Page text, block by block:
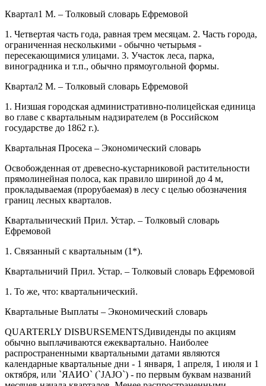
Квартал1 М. – Толковый словарь Ефремовой
1. Четвертая часть года, равная трем месяцам. 2. Часть города,
ограниченная несколькими - обычно четырьмя -
пересекающимися улицами. 3. Участок леса, парка,
виноградника и т.п., обычно прямоугольной формы.
Квартал2 М. – Толковый словарь Ефремовой
1. Низшая городская административно-полицейская единица
во главе с квартальным надзирателем (в Российском
государстве до 1862 г.).
Квартальная Просека – Экономический словарь
Освобожденная от древесно-кустарниковой растительности
прямолинейная полоса, как правило шириной до 4 м,
прокладываемая (прорубаемая) в лесу с целью обозначения
границ лесных кварталов.
Квартальнический Прил. Устар. – Толковый словарь
Ефремовой
1. Связанный с квартальным (1*).
Квартальничий Прил. Устар. – Толковый словарь Ефремовой
1. То же, что: квартальнический.
Квартальные Выплаты – Экономический словарь
QUARTERLY DISBURSEMENTSДивиденды по акциям
обычно выплачиваются ежеквартально. Наиболее
распространенными квартальными датами являются
календарные квартальные дни - 1 января, 1 апреля, 1 июля и 1
октября, или `ЯАИО` (`JAJO`) - по первым буквам названий